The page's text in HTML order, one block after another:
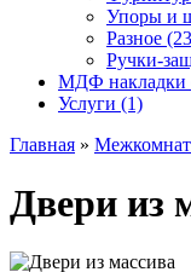
Упоры и
Разное
Ручки-
МДФ накладки
Услуги (1)
Главная »
Двери из